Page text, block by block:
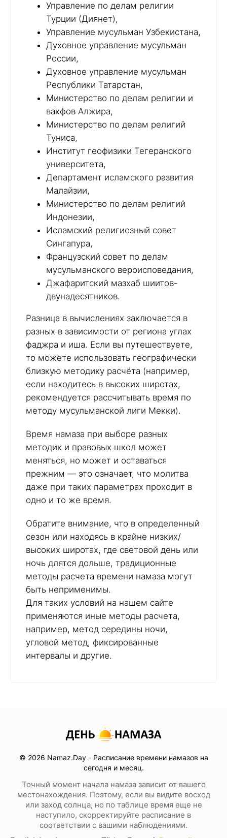
Управление по делам религии
Турции (Диянет),
Управление мусульман Узбекистана,
Духовное управление мусульман
России,
Духовное управление мусульман
Республики Татарстан,
Министерство по делам религии и
вакфов Алжира,
Министерство по делам религий
Туниса,
Институт геофизики Тегеранского
университета,
Департамент исламского развития
Малайзии,
Министерство по делам религий
Индонезии,
Исламский религиозный совет
Сингапура,
Французский совет по делам
мусульманского вероисповедания,
Джафаритский мазхаб шиитов-
двунадесятников.
Разница в вычислениях заключается в
разных в зависимости от региона углах
фаджра и иша. Если вы путешествуете,
то можете использовать географически
близкую методику расчёта (например,
если находитесь в высоких широтах,
рекомендуется рассчитывать время по
методу мусульманской лиги Мекки).
Время намаза при выборе разных
методик и правовых школ может
меняться, но может и оставаться
прежним — это означает, что молитва
даже при таких параметрах проходит в
одно и то же время.
Обратите внимание, что в определенный
сезон или находясь в крайне низких/
высоких широтах, где световой день или
ночь длятся дольше, традиционные
методы расчета времени намаза могут
быть неприменимы.
Для таких условий на нашем сайте
применяются иные методы расчета,
например, метод середины ночи,
угловой метод, фиксированные
интервалы и другие.
© 2026 Namaz.Day - Расписание времени намазов на
сегодня и месяц.
Точный момент начала намаза зависит от вашего
местонахождения. Поэтому, если вы видите восход
или заход солнца, но по таблице время еще не
наступило, скорректируйте расписание в
соответствии с вашими наблюдениями.